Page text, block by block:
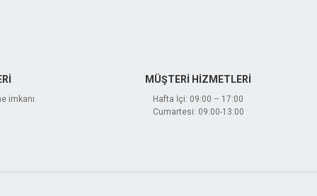
imkanı
MÜŞTERİ HİZMETLERİ
Hafta İçi: 09:00 – 17:00
Cumartesi: 09:00-13:00